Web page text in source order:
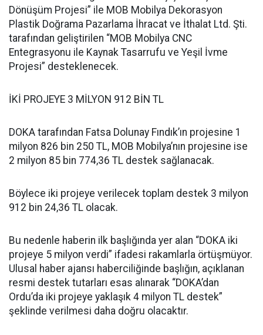
Dönüşüm Projesi” ile MOB Mobilya Dekorasyon
Plastik Doğrama Pazarlama İhracat ve İthalat Ltd. Şti.
tarafından geliştirilen “MOB Mobilya CNC
Entegrasyonu ile Kaynak Tasarrufu ve Yeşil İvme
Projesi” desteklenecek.
İKİ PROJEYE 3 MİLYON 912 BİN TL
DOKA tarafından Fatsa Dolunay Fındık’ın projesine 1
milyon 826 bin 250 TL, MOB Mobilya’nın projesine ise
2 milyon 85 bin 774,36 TL destek sağlanacak.
Böylece iki projeye verilecek toplam destek 3 milyon
912 bin 24,36 TL olacak.
Bu nedenle haberin ilk başlığında yer alan “DOKA iki
projeye 5 milyon verdi” ifadesi rakamlarla örtüşmüyor.
Ulusal haber ajansı haberciliğinde başlığın, açıklanan
resmi destek tutarları esas alınarak “DOKA’dan
Ordu’da iki projeye yaklaşık 4 milyon TL destek”
şeklinde verilmesi daha doğru olacaktır.